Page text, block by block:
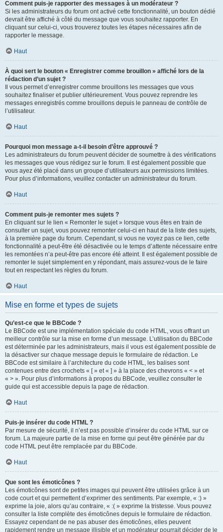
Comment puis-je rapporter des messages à un modérateur ?
Si les administrateurs du forum ont activé cette fonctionnalité, un bouton dédié
devrait être affiché à côté du message que vous souhaitez rapporter. En
cliquant sur celui-ci, vous trouverez toutes les étapes nécessaires afin de
rapporter le message.
Haut
À quoi sert le bouton « Enregistrer comme brouillon » affiché lors de la
rédaction d’un sujet ?
Il vous permet d’enregistrer comme brouillons les messages que vous
souhaitez finaliser et publier ultérieurement. Vous pouvez reprendre les
messages enregistrés comme brouillons depuis le panneau de contrôle de
l’utilisateur.
Haut
Pourquoi mon message a-t-il besoin d’être approuvé ?
Les administrateurs du forum peuvent décider de soumettre à des vérifications
les messages que vous rédigez sur le forum. Il est également possible que
vous ayez été placé dans un groupe d’utilisateurs aux permissions limitées.
Pour plus d’informations, veuillez contacter un administrateur du forum.
Haut
Comment puis-je remonter mes sujets ?
En cliquant sur le lien « Remonter le sujet » lorsque vous êtes en train de
consulter un sujet, vous pouvez remonter celui-ci en haut de la liste des sujets,
à la première page du forum. Cependant, si vous ne voyez pas ce lien, cette
fonctionnalité a peut-être été désactivée ou le temps d’attente nécessaire entre
les remontées n’a peut-être pas encore été atteint. Il est également possible de
remonter le sujet simplement en y répondant, mais assurez-vous de le faire
tout en respectant les règles du forum.
Haut
Mise en forme et types de sujets
Qu’est-ce que le BBCode ?
Le BBCode est une implémentation spéciale du code HTML, vous offrant un
meilleur contrôle sur la mise en forme d’un message. L’utilisation du BBCode
est déterminée par les administrateurs, mais il vous est également possible de
la désactiver sur chaque message depuis le formulaire de rédaction. Le
BBCode est similaire à l’architecture du code HTML, les balises sont
contenues entre des crochets « [ » et « ] » à la place des chevrons « < » et
« > ». Pour plus d’informations à propos du BBCode, veuillez consulter le
guide qui est accessible depuis la page de rédaction.
Haut
Puis-je insérer du code HTML ?
Par mesure de sécurité, il n’est pas possible d’insérer du code HTML sur ce
forum. La majeure partie de la mise en forme qui peut être générée par du
code HTML peut être remplacée par du BBCode.
Haut
Que sont les émoticônes ?
Les émoticônes sont de petites images qui peuvent être utilisées grâce à un
code court et qui permettent d’exprimer des sentiments. Par exemple, « :) »
exprime la joie, alors qu’au contraire, « :( » exprime la tristesse. Vous pouvez
consulter la liste complète des émoticônes depuis le formulaire de rédaction.
Essayez cependant de ne pas abuser des émoticônes, elles peuvent
rapidement rendre un message illisible et un modérateur pourrait décider de le